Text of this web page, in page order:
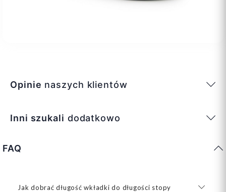
Opinie naszych klientów
Inni szukali dodatkowo
FAQ
Jak dobrać długość wkładki do długości stopy